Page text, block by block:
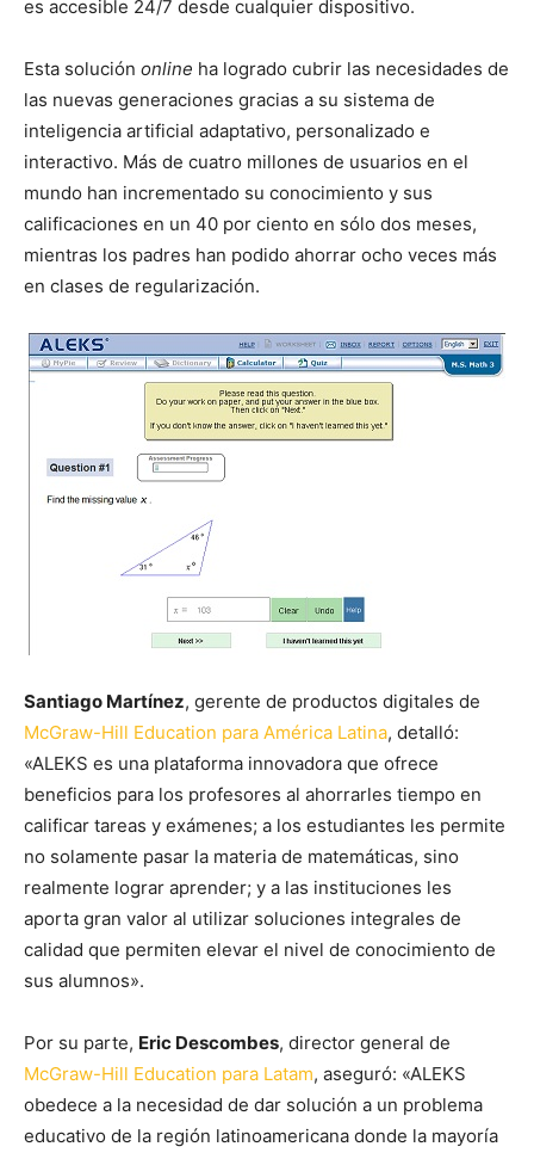
es accesible 24/7 desde cualquier dispositivo.
Esta solución online ha logrado cubrir las necesidades de
las nuevas generaciones gracias a su sistema de
inteligencia artificial adaptativo, personalizado e
interactivo. Más de cuatro millones de usuarios en el
mundo han incrementado su conocimiento y sus
calificaciones en un 40 por ciento en sólo dos meses,
mientras los padres han podido ahorrar ocho veces más
en clases de regularización.
Santiago Martínez, gerente de productos digitales de
McGraw-Hill Education para América Latina, detalló:
«ALEKS es una plataforma innovadora que ofrece
beneficios para los profesores al ahorrarles tiempo en
calificar tareas y exámenes; a los estudiantes les permite
no solamente pasar la materia de matemáticas, sino
realmente lograr aprender; y a las instituciones les
aporta gran valor al utilizar soluciones integrales de
calidad que permiten elevar el nivel de conocimiento de
sus alumnos».
Por su parte, Eric Descombes, director general de
McGraw-Hill Education para Latam, aseguró: «ALEKS
obedece a la necesidad de dar solución a un problema
educativo de la región latinoamericana donde la mayoría